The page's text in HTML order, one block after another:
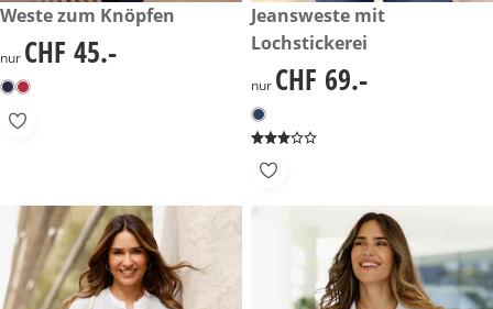
CHF 45.-
Weste zum Knöpfen
CHF 45.-
nur CHF 45.-
CHF 69.-
Jeansweste mit
Lochstickerei
CHF 69.-
nur CHF 69.-